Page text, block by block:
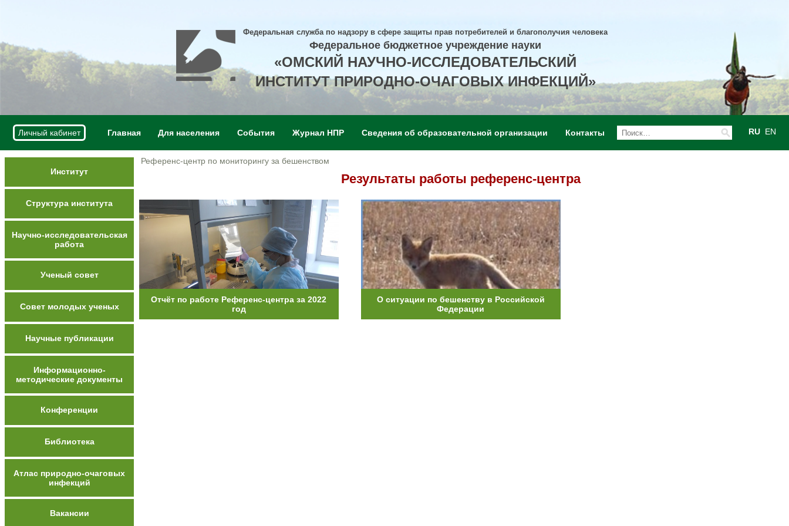
Федеральная служба по надзору в сфере защиты прав потребителей и благополучия человека
Федеральное бюджетное учреждение науки
«ОМСКИЙ НАУЧНО-ИССЛЕДОВАТЕЛЬСКИЙ
ИНСТИТУТ ПРИРОДНО-ОЧАГОВЫХ ИНФЕКЦИЙ»
Личный кабинет RU EN
Главная Для населения События Журнал НПР Сведения об образовательной организации Контакты
Институт
Структура института
Научно-исследовательская
работа
Ученый совет
Совет молодых ученых
Научные публикации
Информационно-
методические документы
Конференции
Библиотека
Атлас природно-очаговых
инфекций
Вакансии
Референс-центр по мониторингу за бешенством
Результаты работы референс-центра
Отчёт по работе Референс-центра за 2022
год
О ситуации по бешенству в Российской
Федерации